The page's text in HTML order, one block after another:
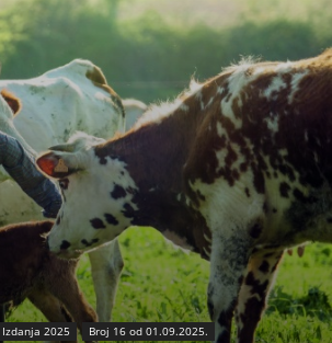
Izdanja 2025 Broj 16 od 01.09.2025.